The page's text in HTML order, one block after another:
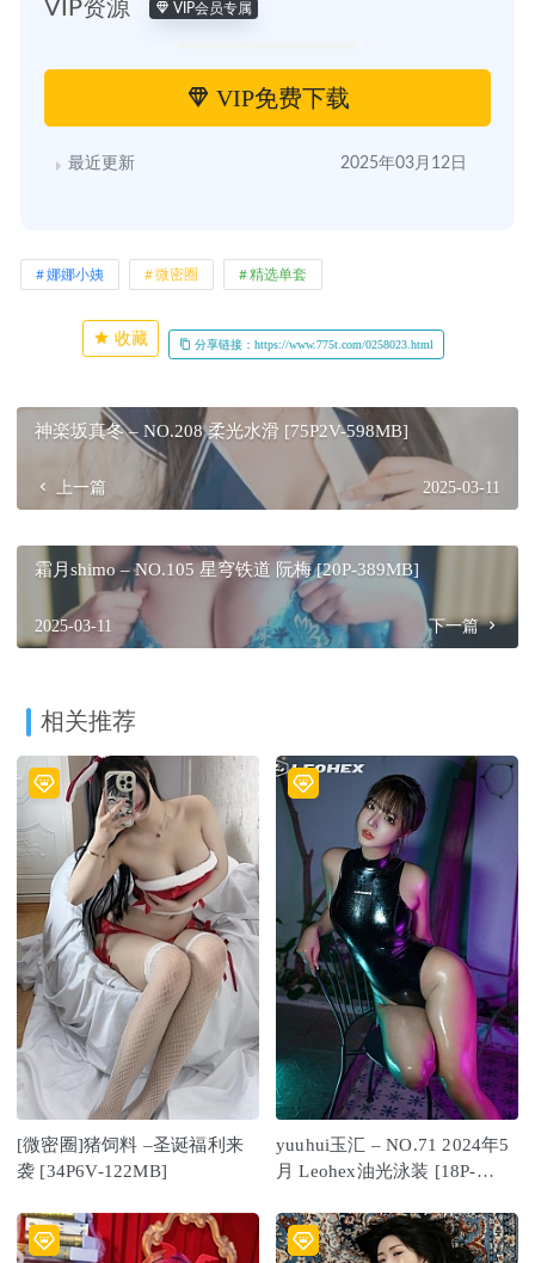
VIP资源 VIP会员专属
VIP免费下载
最近更新 2025年03月12日
娜娜小姨 微密圈 精选单套
收藏 分享链接：https://www.775t.com/0258023.html
神楽坂真冬 – NO.208 柔光水滑 [75P2V-598MB]
上一篇 2025-03-11
霜月shimo – NO.105 星穹铁道 阮梅 [20P-389MB]
2025-03-11 下一篇
相关推荐
[微密圈]猪饲料 –圣诞福利来
袭 [34P6V-122MB]
yuuhui玉汇 – NO.71 2024年5
月 Leohex油光泳装 [18P-